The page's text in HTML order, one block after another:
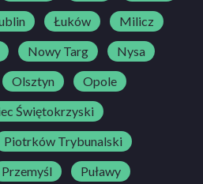
Łuków
Milicz
Nowy Targ
Nysa
Olsztyn
Opole
Świętokrzyski
Piotrków Trybunalski
Przemyśl Puławy